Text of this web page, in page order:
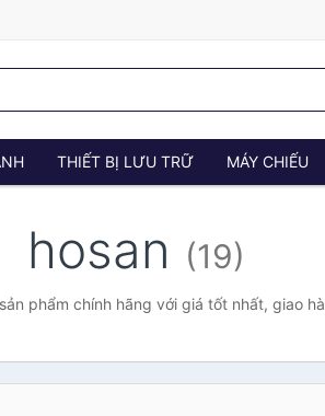
THIẾT BỊ LƯU TRỮ MÁY CHIẾU
hosan (19)
phẩm chính hãng với giá tốt nhất, giao